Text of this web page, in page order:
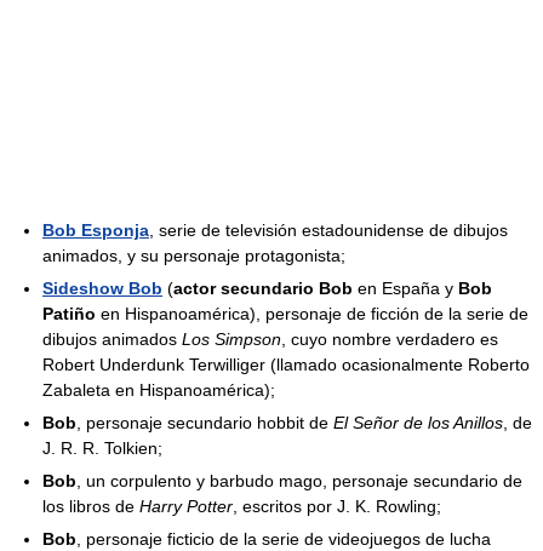
Bob Esponja , serie de televisión estadounidense de dibujos
animados, y su personaje protagonista;
Sideshow Bob (actor secundario Bob en España y Bob
Patiño en Hispanoamérica), personaje de ficción de la serie de
dibujos animados Los Simpson , cuyo nombre verdadero es
Robert Underdunk Terwilliger (llamado ocasionalmente Roberto
Zabaleta en Hispanoamérica);
Bob , personaje secundario hobbit de El Señor de los Anillos , de
J. R. R. Tolkien;
Bob , un corpulento y barbudo mago, personaje secundario de
los libros de Harry Potter , escritos por J. K. Rowling;
Bob , personaje ficticio de la serie de videojuegos de lucha